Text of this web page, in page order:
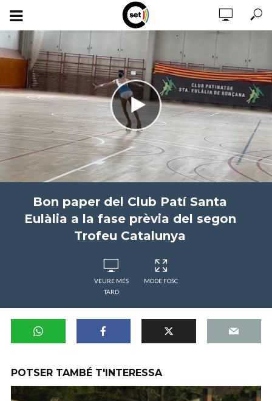
Bon paper del Club Patí Santa
Eulàlia a la fase prèvia del segon
Trofeu Catalunya
VEURE MÉS
TARD
MODE FOSC
POTSER TAMBÉ T'INTERESSA